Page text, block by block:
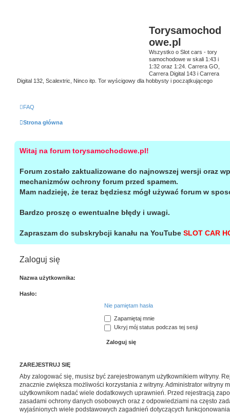
Torysamochod
owe.pl
Wszystko o Slot cars - tory
samochodowe w skali 1:43 i
1:32 oraz 1:24. Carrera GO,
Carrera Digital 143 i Carrera
Digital 132, Scalextric, Ninco itp. Tor wyścigowy dla hobbysty i początkującego
FAQ
Strona główna
Witaj na forum torysamochodowe.pl!
Forum zostało zaktualizowane do najnowszej wersji oraz
mechanizmów ochrony forum przed spamem.
Mam nadzieję, że teraz będziesz mógł używać forum w
Bardzo proszę o ewentualne błędy i uwagi.
Zapraszam do subskrybcji kanału na YouTube SLOT CAR
Zaloguj się
Nazwa użytkownika:
Hasło:
Nie pamiętam hasła
Zapamiętaj mnie
Ukryj mój status podczas tej sesji
ZAREJESTRUJ SIĘ
Aby zalogować się, musisz być zarejestrowanym użytkownikiem witryny.
znacznie zwiększa możliwości korzystania z witryny. Administrator witryny
użytkownikom nadać wiele dodatkowych uprawnień. Przed rejestracją
zasadami ochrony danych osobowych oraz z odpowiedziami na często
wyjaśnionych wiele podstawowych zagadnień dotyczących